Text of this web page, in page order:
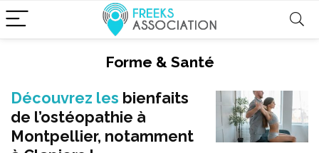
Forme & Santé
Découvrez les bienfaits
de l’ostéopathie à
Montpellier, notamment